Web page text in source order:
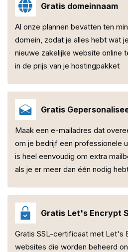
Gratis domeinnaam
Al onze plannen bevatten ten
domein, zodat je alles hebt wat
nieuwe zakelijke website online
in de prijs van je hostingpakket
Gratis
Maak een e-mailadres dat
om je bedrijf een professionele
is heel eenvoudig om extra
als je er meer dan één nodig
Gratis Let's Encrypt
Gratis SSL-certificaat met Let's
websites die worden beheerd